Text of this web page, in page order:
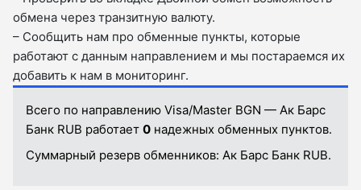
обмена через транзитную валюту.
– Сообщить нам про обменные пункты, которые
работают с данным направлением и мы постараемся их
добавить к нам в мониторинг.
Всего по направлению Visa/Master BGN — Ак Барс
Банк RUB работает 0 надежных обменных пунктов.
Суммарный резерв обменников: Ак Барс Банк RUB.